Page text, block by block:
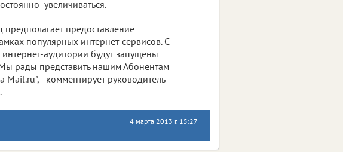
увеличиваться.
предоставление
популярных интернет-сервисов. С
интернет-аудитории будут запущены
рады представить нашим Абонентам
- комментирует руководитель
4 марта 2013 г. 15:27